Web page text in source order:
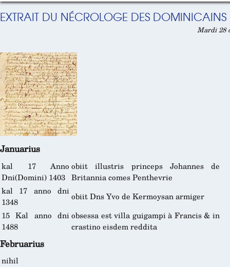
EXTRAIT DU NÉCROLOGE DES
Mardi 28
Januarius
kal 17 Anno
Dni(Domini) 1403
obiit illustris princeps Johannes de
Britannia comes Penthevrie
kal 17 anno dni
1348
obiit Dns Yvo de Kermoysan armiger
15 Kal anno dni
1488
obsessa est villa guigampi à Francis & in
crastino eisdem reddita
Februarius
nihil